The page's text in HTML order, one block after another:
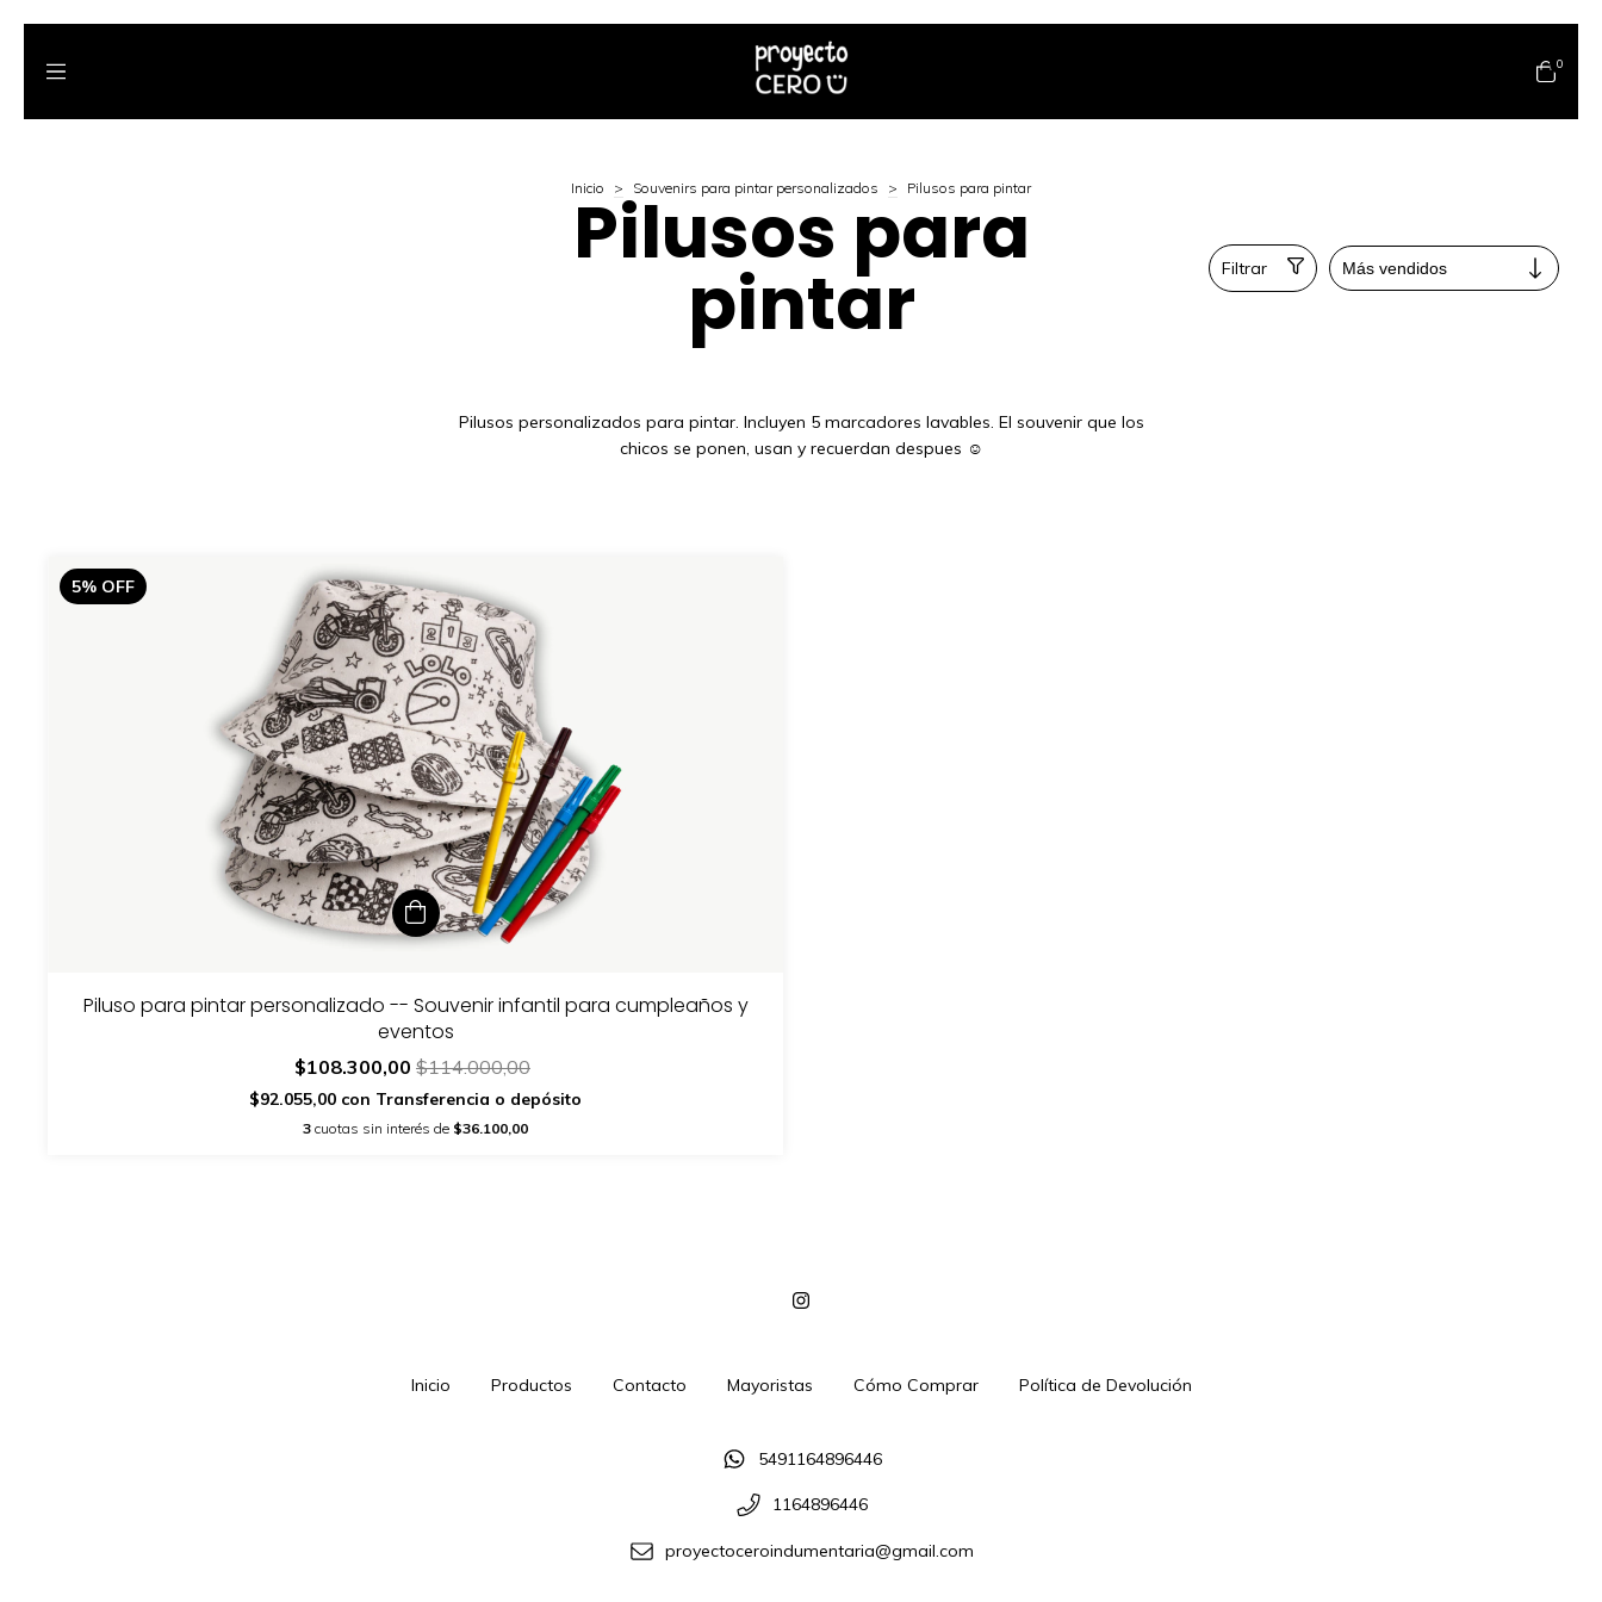
0
Inicio > Souvenirs para pintar personalizados > Pilusos para pintar
Pilusos para
pintar
Pilusos personalizados para pintar. Incluyen 5 marcadores lavables. El souvenir que los
chicos se ponen, usan y recuerdan despues ☺
Filtrar
5% OFF
Piluso para pintar personalizado -- Souvenir infantil para cumpleaños y
eventos
$108.300,00 $114.000,00
$92.055,00 con Transferencia o depósito
3 cuotas sin interés de $36.100,00
Inicio Productos Contacto Mayoristas Cómo Comprar Política de Devolución
5491164896446
1164896446
proyectoceroindumentaria@gmail.com